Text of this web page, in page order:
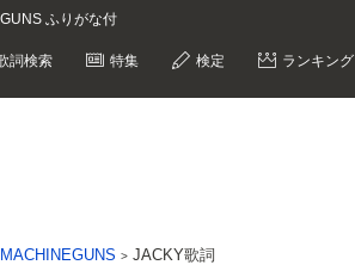
ふりがな付
詞検索 特集 検定 ランキング
JACKY歌詞